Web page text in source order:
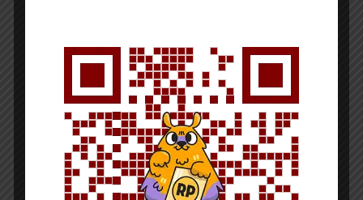
Redaksi 21 Februari 2015 4 menit waktu baca